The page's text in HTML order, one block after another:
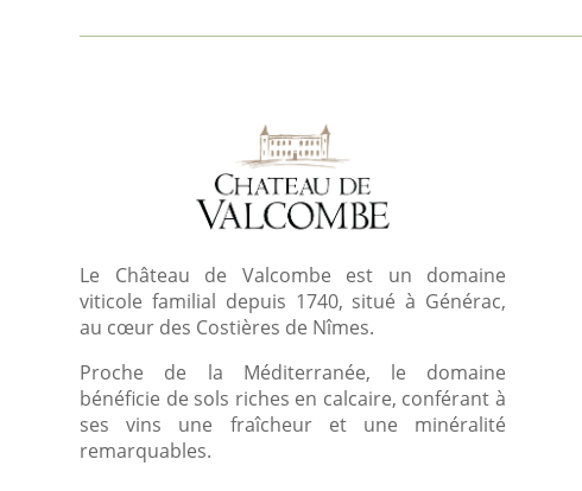
Le Château de Valcombe est un domaine
viticole familial depuis 1740, situé à Générac,
au cœur des Costières de Nîmes.
Proche de la Méditerranée, le domaine
bénéficie de sols riches en calcaire, conférant à
ses vins une fraîcheur et une minéralité
remarquables.